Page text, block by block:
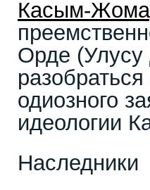
Касым-
Орде
одиозного
идеологии
Наследники